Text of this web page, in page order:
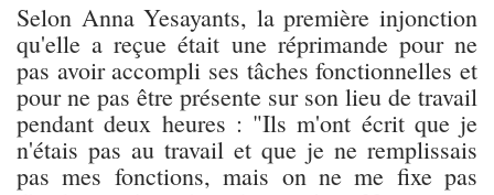
Selon Anna Yesayants, la première injonction
qu'elle a reçue était une réprimande pour ne
pas avoir accompli ses tâches fonctionnelles et
pour ne pas être présente sur son lieu de travail
pendant deux heures : "Ils m'ont écrit que je
n'étais pas au travail et que je ne remplissais
pas mes fonctions, mais on ne me fixe pas